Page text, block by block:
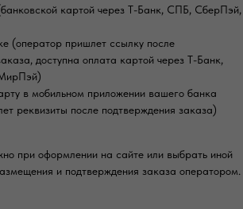
картой через Т-Банк, СПБ, СберПэй,
(оператор пришлет ссылку после
доступна оплата картой через Т-Банк,
в мобильном приложении вашего банка
реквизиты после подтверждения заказа)
при оформлении на сайте или выбрать иной
и подтверждения заказа оператором.